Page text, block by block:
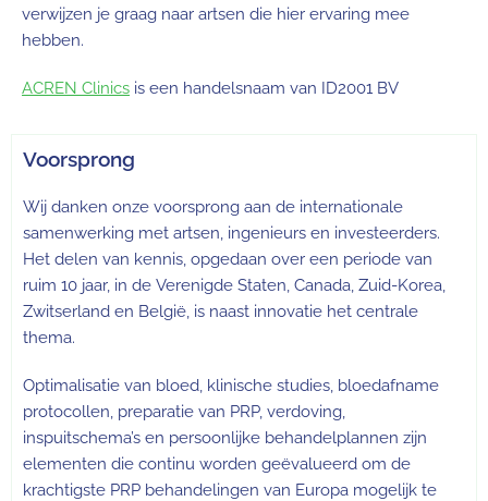
verwijzen je graag naar artsen die hier ervaring mee
hebben.
ACREN Clinics is een handelsnaam van ID2001 BV
Voorsprong
Wij danken onze voorsprong aan de internationale
samenwerking met artsen, ingenieurs en investeerders.
Het delen van kennis, opgedaan over een periode van
ruim 10 jaar, in de Verenigde Staten, Canada, Zuid-Korea,
Zwitserland en België, is naast innovatie het centrale
thema.
Optimalisatie van bloed, klinische studies, bloedafname
protocollen, preparatie van PRP, verdoving,
inspuitschema’s en persoonlijke behandelplannen zijn
elementen die continu worden geëvalueerd om de
krachtigste PRP behandelingen van Europa mogelijk te